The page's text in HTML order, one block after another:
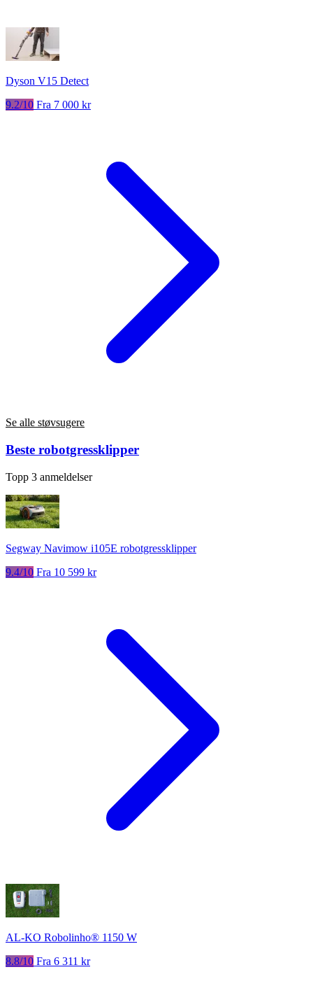
Dyson V15 Detect
9.2/10 Fra 7 000 kr
Se alle støvsugere
Beste robotgressklipper
Topp 3 anmeldelser
Segway Navimow i105E robotgressklipper
9.4/10 Fra 10 599 kr
AL-KO Robolinho® 1150 W
8.8/10 Fra 6 311 kr